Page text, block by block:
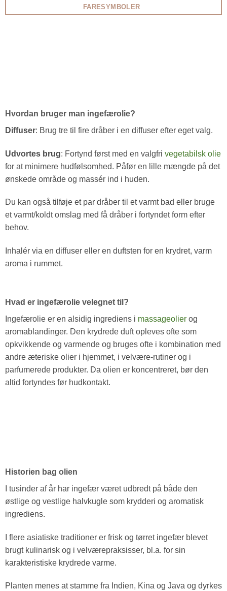
FARESYMBOLER
Hvordan bruger man ingefærolie?
Diffuser: Brug tre til fire dråber i en diffuser efter eget valg.
Udvortes brug: Fortynd først med en valgfri vegetabilsk olie
for at minimere hudfølsomhed. Påfør en lille mængde på det
ønskede område og massér ind i huden.
Du kan også tilføje et par dråber til et varmt bad eller bruge
et varmt/koldt omslag med få dråber i fortyndet form efter
behov.
Inhalér via en diffuser eller en duftsten for en krydret, varm
aroma i rummet.
Hvad er ingefærolie velegnet til?
Ingefærolie er en alsidig ingrediens i massageolierog
aromablandinger. Den krydrede duft opleves ofte som
opkvikkende og varmende og bruges ofte i kombination med
andre æteriske olier i hjemmet, i velvære-rutiner og i
parfumerede produkter. Da olien er koncentreret, bør den
altid fortyndes før hudkontakt.
Historien bag olien
I tusinder af år har ingefær været udbredt på både den
østlige og vestlige halvkugle som krydderi og aromatisk
ingrediens.
I flere asiatiske traditioner er frisk og tørret ingefær blevet
brugt kulinarisk og i velværepraksisser, bl.a. for sin
karakteristiske krydrede varme.
Planten menes at stamme fra Indien, Kina og Java og dyrkes